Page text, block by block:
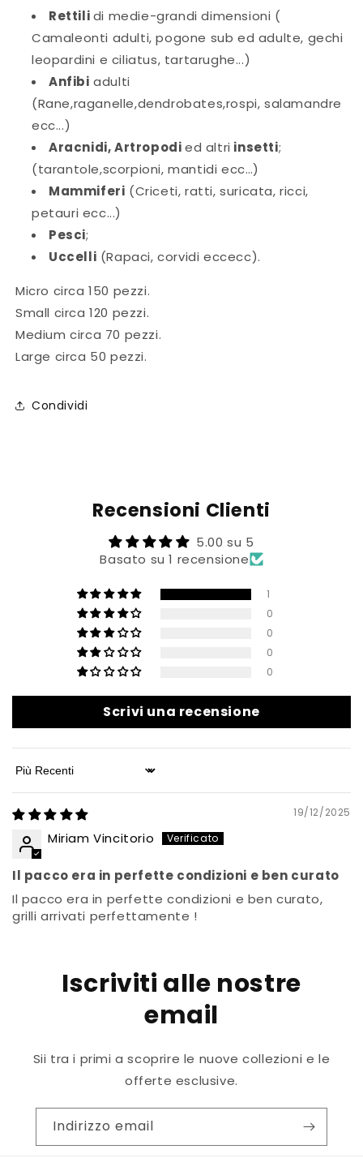
Rettilidi medie-grandi dimensioni (
Camaleonti adulti, pogone sub ed adulte, gechi
leopardini e ciliatus, tartarughe...)
Anfibi adulti
(Rane,raganelle,dendrobates,rospi, salamandre
ecc...)
Aracnidi, Artropodied altri insetti;
(tarantole,scorpioni, mantidi ecc…)
Mammiferi (Criceti, ratti, suricata, ricci,
petauri ecc...)
Pesci;
Uccelli (Rapaci, corvidi eccecc).
Micro circa 150 pezzi.
Small circa 120 pezzi.
Medium circa 70 pezzi.
Large circa 50 pezzi.
Condividi
Recensioni Clienti
5.00 su 5
Basato su 1 recensione
1
0
0
0
0
Scrivi una recensione
Sort by
19/12/2025
Miriam Vincitorio
Il pacco era in perfette condizioni e ben curato
Il pacco era in perfette condizioni e ben curato,
grilli arrivati perfettamente !
Iscriviti alle nostre
email
Sii tra i primi a scoprire le nuove collezioni e le
offerte esclusive.
Indirizzo email